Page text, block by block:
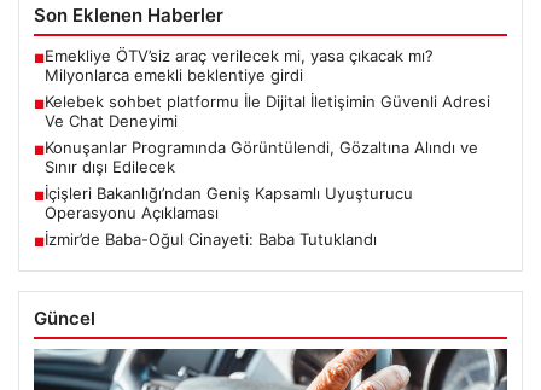
Son Eklenen Haberler
■Emekliye ÖTV’siz araç verilecek mi, yasa çıkacak mı?
Milyonlarca emekli beklentiye girdi
■Kelebek sohbet platformu İle Dijital İletişimin Güvenli Adresi
Ve Chat Deneyimi
■Konuşanlar Programında Görüntülendi, Gözaltına Alındı ve
Sınır dışı Edilecek
■İçişleri Bakanlığı’ndan Geniş Kapsamlı Uyuşturucu
Operasyonu Açıklaması
■İzmir’de Baba-Oğul Cinayeti: Baba Tutuklandı
Güncel